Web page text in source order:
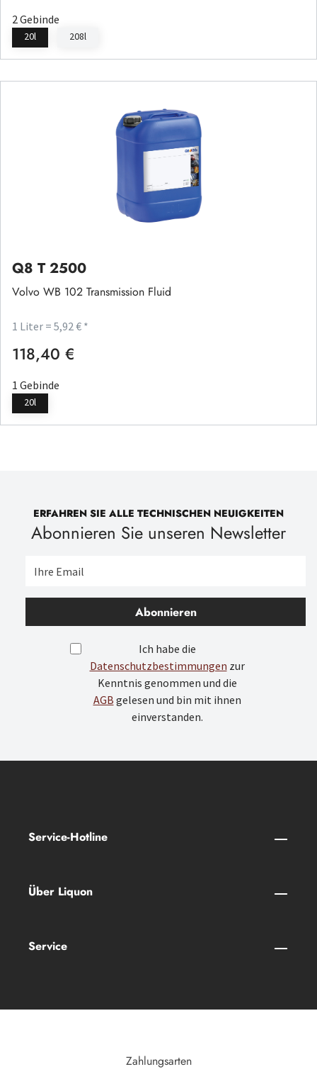
2 Gebinde
20l 208l
Q8 T 2500
Volvo WB 102 Transmission Fluid
1 Liter = 5,92 € *
Regulärer Preis:
118,40 €
1 Gebinde
20l
ERFAHREN SIE ALLE TECHNISCHEN NEUIGKEITEN
Abonnieren Sie unseren Newsletter
Abonnieren
Ich habe die
Datenschutzbestimmungen zur
Kenntnis genommen und die
AGB gelesen und bin mit ihnen
einverstanden.
Service-Hotline
Über Liquon
Service
Zahlungsarten